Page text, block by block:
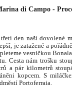
di Campo -
den naší dovolené
je zatažené a
vesničkou
Cesta nám trošku
a pár kilometrů
kopcem. S
Portoferraia.